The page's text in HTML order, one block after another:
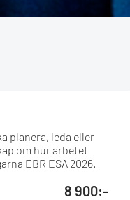
planera, leda eller
om hur arbetet
EBR ESA 2026.
8 900:-